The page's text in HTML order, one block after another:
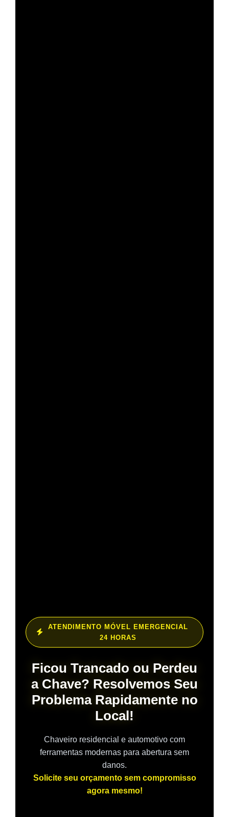
ATENDIMENTO MÓVEL EMERGENCIAL
24 HORAS
Ficou Trancado ou Perdeu
a Chave? Resolvemos Seu
Problema Rapidamente no
Local!
Chaveiro residencial e automotivo com
ferramentas modernas para abertura sem
danos.
Solicite seu orçamento sem compromisso
agora mesmo!